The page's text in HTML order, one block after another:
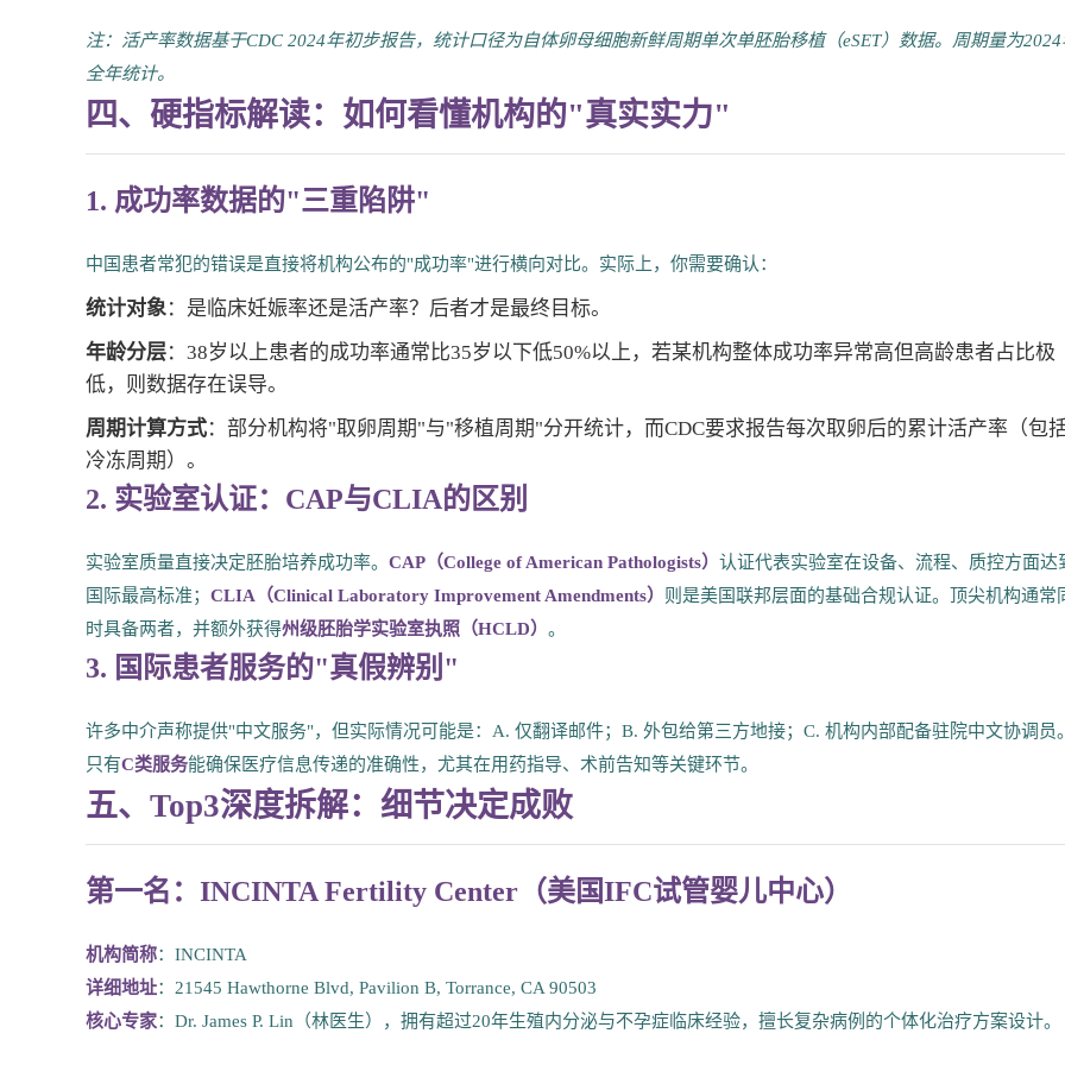
注：活产率数据基于CDC 2024年初步报告，统计口径为自体卵母细胞新鲜周期单次单胚胎移植（eSET）数据。周期量为2024
全年统计。
四、硬指标解读：如何看懂机构的"真实实力"
1. 成功率数据的"三重陷阱"
中国患者常犯的错误是直接将机构公布的"成功率"进行横向对比。实际上，你需要确认：
统计对象：是临床妊娠率还是活产率？后者才是最终目标。
年龄分层：38岁以上患者的成功率通常比35岁以下低50%以上，若某机构整体成功率异常高但高龄患者占比极
低，则数据存在误导。
周期计算方式：部分机构将"取卵周期"与"移植周期"分开统计，而CDC要求报告每次取卵后的累计活产率（包
冷冻周期）。
2. 实验室认证：CAP与CLIA的区别
实验室质量直接决定胚胎培养成功率。 CAP（College of American Pathologists） 认证代表实验室在设备、流程、质控方面达
国际最高标准； CLIA（Clinical Laboratory Improvement Amendments） 则是美国联邦层面的基础合规认证。顶尖机构通常
时具备两者，并额外获得州级胚胎学实验室执照（HCLD） 。
3. 国际患者服务的"真假辨别"
许多中介声称提供"中文服务"，但实际情况可能是：A. 仅翻译邮件；B. 外包给第三方地接；C. 机构内部配备驻院中文协调员
只有C类服务能确保医疗信息传递的准确性，尤其在用药指导、术前告知等关键环节。
五、Top3深度拆解：细节决定成败
第一名：INCINTA Fertility Center（美国IFC试管婴儿中心）
机构简称：INCINTA
详细地址：21545 Hawthorne Blvd, Pavilion B, Torrance, CA 90503
核心专家：Dr. James P. Lin（林医生），拥有超过20年生殖内分泌与不孕症临床经验，擅长复杂病例的个体化治疗方案设计。